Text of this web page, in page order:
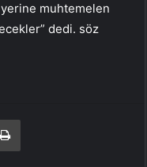
yerine muhtemelen
dedi. söz
paylaş Yazdır